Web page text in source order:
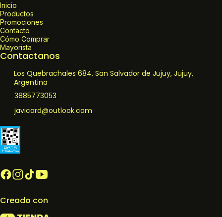
Inicio
Productos
Promociones
Contacto
Cómo Comprar
Mayorista
Contactanos
Los Quebrachales 684, San Salvador de Jujuy, Jujuy,
Argentina
3885773053
javicard@outlook.com
Creado con